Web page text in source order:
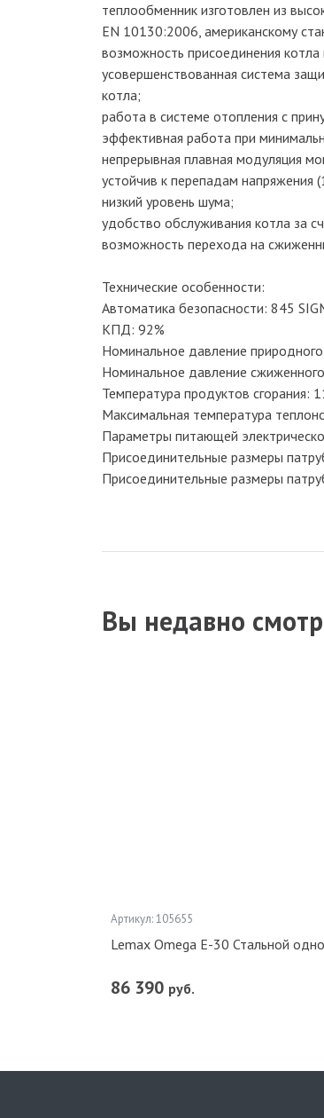
теплообменник изготовлен из
EN 10130:2006, американскому
возможность присоединения
усовершенствованная система
котла;
работа в системе отопления с
эффективная работа при
непрерывная плавная модуляция
устойчив к перепадам напряжения
низкий уровень шума;
удобство обслуживания котла за
возможность перехода на
Технические особенности:
Автоматика безопасности: 845
КПД: 92%
Номинальное давление
Номинальное давление
Температура продуктов сгорания:
Максимальная температура
Параметры питающей
Присоединительные размеры
Присоединительные размеры
Вы недавно
Артикул: 105655
Lemax Omega E-30 Стальной
86 390 руб.